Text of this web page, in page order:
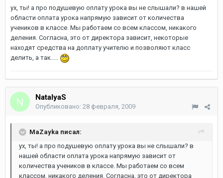
ух, ты! а про подушевую оплату урока вы не слышали? в нашей
области оплата урока напрямую зависит от количества
учеников в классе. Мы работаем со всем классом, никакого
деления. Согласна, это от директора зависит, некоторые
находят средства на доплату учителю и позволяют класс
делить, а так.....
NatalyaS
Опубликовано: 28 февраля, 2009
MaZayka писал:
ух, ты! а про подушевую оплату урока вы не слышали? в
нашей области оплата урока напрямую зависит от
количества учеников в классе. Мы работаем со всем
классом, никакого деления. Согласна, это от директора